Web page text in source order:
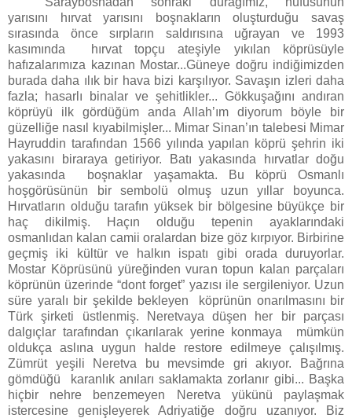
yarısını hırvat yarısını boşnakların oluşturduğu savaş
sırasında önce sırpların saldırısına uğrayan ve 1993
kasımında hırvat topçu ateşiyle yıkılan köprüsüyle
hafızalarımıza kazınan Mostar...Güneye doğru indiğimizden
burada daha ılık bir hava bizi karşılıyor. Savaşın izleri daha
fazla; hasarlı binalar ve şehitlikler... Gökkuşağını andıran
köprüyü ilk gördüğüm anda Allah’ım diyorum böyle bir
güzelliğe nasıl kıyabilmişler... Mimar Sinan’ın talebesi Mimar
Hayruddin tarafından 1566 yılında yapılan köprü şehrin iki
yakasını biraraya getiriyor. Batı yakasında hırvatlar doğu
yakasında boşnaklar yaşamakta. Bu köprü Osmanlı
hoşgörüsünün bir sembolü olmuş uzun yıllar boyunca.
Hırvatların olduğu tarafın yüksek bir bölgesine büyükçe bir
haç dikilmiş. Haçın olduğu tepenin ayaklarındaki
osmanlıdan kalan camii oralardan bize göz kırpıyor. Birbirine
geçmiş iki kültür ve halkın ispatı gibi orada duruyorlar.
Mostar Köprüsünü yüreğinden vuran topun kalan parçaları
köprünün üzerinde “dont forget” yazısı ile sergileniyor. Uzun
süre yaralı bir şekilde bekleyen köprünün onarılmasını bir
Türk şirketi üstlenmiş. Neretvaya düşen her bir parçası
dalgıçlar tarafından çıkarılarak yerine konmaya mümkün
oldukça aslına uygun halde restore edilmeye çalışılmış.
Zümrüt yeşili Neretva bu mevsimde gri akıyor. Bağrına
gömdüğü karanlık anıları saklamakta zorlanır gibi... Başka
hiçbir nehre benzemeyen Neretva yükünü paylaşmak
istercesine genişleyerek Adriyatiğe doğru uzanıyor. Biz